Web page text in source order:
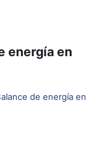
energía en
de energía en